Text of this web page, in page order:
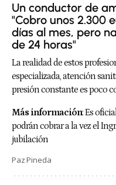
Un conductor de
"Cobro unos 2.300
días al mes, pero
de 24 horas"
La realidad de estos
especializada, atención
presión constante es poco
Más información:Es
podrán cobrar a la vez el
jubilación
Paz Pineda